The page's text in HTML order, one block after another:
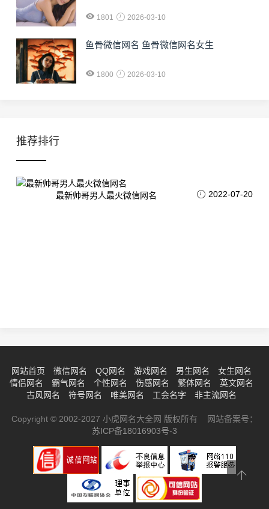
1801 2026-03-10
鱼骨微信网名 鱼骨微信网名女生
1800 2026-03-10
推荐排行
最新帅哥男人最火微信网名 2022-07-20
网站首页 微信网名 QQ网名 游戏网名 男生网名
女生网名
情侣网名
霸气网名 个性网名 伤感网名 繁体网名
英文网名
古风网名
符号网名 唯美网名 工会名字 非主流网名
Copyright © 2002-2027 小虎网名大全网 版权所有 网站备案号：
苏ICP备18016903号-3